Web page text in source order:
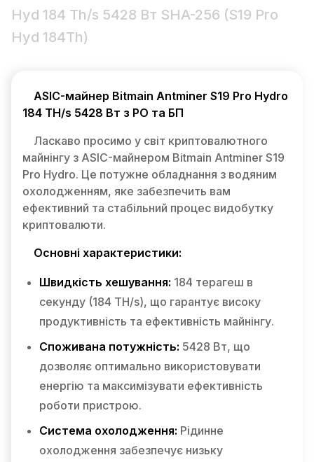
Hyd 184 Th/s 5428 Вт SHA-256 (S19 Pro
Hyd 184Th)
ASIC-майнер Bitmain Antminer S19 Pro Hydro
184 TH/s 5428 Вт з РО та БП
Ласкаво просимо у світ криптовалютного
майнінгу з ASIC-майнером Bitmain Antminer S19
Pro Hydro. Це потужне обладнання з водяним
охолодженням, яке забезпечить вам
ефективний та стабільний процес видобутку
криптовалюти.
Основні характеристики:
Швидкість хешування: 184 терагеш в
секунду (184 TH/s), що гарантує високу
продуктивність та ефективність майнінгу.
Споживана потужність: 5428 Вт, що
дозволяє оптимально використовувати
енергію та максимізувати ефективність
роботи пристрою.
Система охолодження: Рідинне
охолодження забезпечує низьку